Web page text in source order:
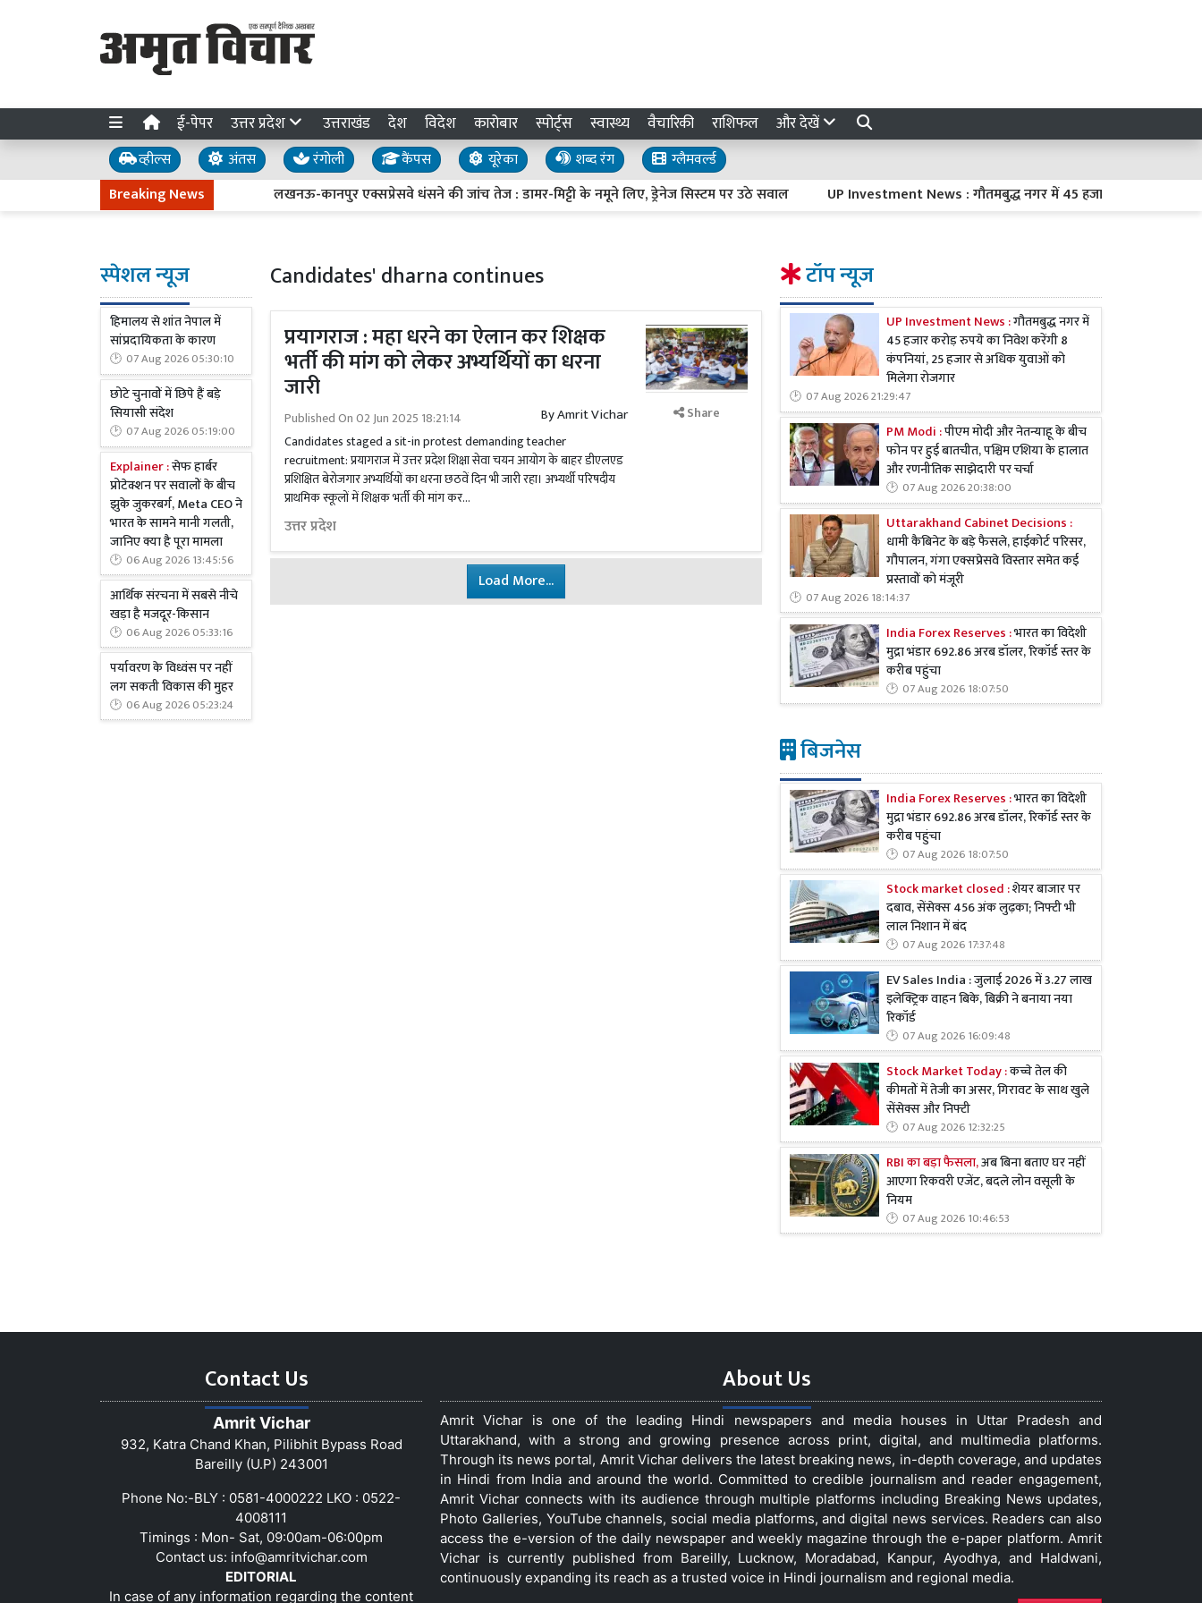
ई-पेपर उत्तर प्रदेश उत्तराखंड देश विदेश कारोबार स्पोर्ट्स स्वास्थ्य वैचारिकी राशिफल और देखें
व्हील्स अंतस रंगोली कैंपस यूरेका शब्द रंग
ग्लैमवर्ल्ड
Breaking News
लखनऊ-कानपुर एक्सप्रेसवे धंसने की जांच तेज : डामर-मिट्टी के नमूने लिए, ड्रेनेज सिस्टम पर उठे सवाल UP Investment News : गौतमबुद्ध नगर में 45 हजार करोड़ रुपये का
स्पेशल न्यूज
हिमालय से शांत नेपाल में
सांप्रदायिकता के कारण
07 Aug 2026 05:30:10
छोटे चुनावों में छिपे हैं बड़े
सियासी संदेश
07 Aug 2026 05:19:00
Explainer :सेफ हार्बर
प्रोटेक्शन पर सवालों के बीच
झुके जुकरबर्ग, Meta CEO ने
भारत के सामने मानी गलती,
जानिए क्या है पूरा मामला
06 Aug 2026 13:45:56
आर्थिक संरचना में सबसे नीचे
खड़ा है मजदूर-किसान
06 Aug 2026 05:33:16
पर्यावरण के विध्वंस पर नहीं
लग सकती विकास की मुहर
06 Aug 2026 05:23:24
Candidates' dharna continues
प्रयागराज : महा धरने का ऐलान कर शिक्षक
भर्ती की मांग को लेकर अभ्यर्थियों का धरना
जारी
Published On02 Jun 2025 18:21:14 ByAmrit Vichar
Candidates staged a sit-in protest demanding teacher
recruitment: प्रयागराज में उत्तर प्रदेश शिक्षा सेवा चयन आयोग के बाहर डीएलएड
प्रशिक्षित बेरोजगार अभ्यर्थियों का धरना छठवें दिन भी जारी रहा। अभ्यर्थी परिषदीय
प्राथमिक स्कूलों में शिक्षक भर्ती की मांग कर...
उत्तर प्रदेश
Share
Load More...
टॉप न्यूज
UP Investment News :गौतमबुद्ध नगर में
45 हजार करोड़ रुपये का निवेश करेंगी 8
कंपनियां, 25 हजार से अधिक युवाओं को
मिलेगा रोजगार
07 Aug 2026 21:29:47
PM Modi :पीएम मोदी और नेतन्याहू के बीच
फोन पर हुई बातचीत, पश्चिम एशिया के हालात
और रणनीतिक साझेदारी पर चर्चा
07 Aug 2026 20:38:00
Uttarakhand Cabinet Decisions :
धामी कैबिनेट के बड़े फैसले, हाईकोर्ट परिसर,
गौपालन, गंगा एक्सप्रेसवे विस्तार समेत कई
प्रस्तावों को मंजूरी
07 Aug 2026 18:14:37
India Forex Reserves :भारत का विदेशी
मुद्रा भंडार 692.86 अरब डॉलर, रिकॉर्ड स्तर के
करीब पहुंचा
07 Aug 2026 18:07:50
बिजनेस
India Forex Reserves :भारत का विदेशी
मुद्रा भंडार 692.86 अरब डॉलर, रिकॉर्ड स्तर के
करीब पहुंचा
07 Aug 2026 18:07:50
Stock market closed :शेयर बाजार पर
दबाव, सेंसेक्स 456 अंक लुढ़का; निफ्टी भी
लाल निशान में बंद
07 Aug 2026 17:37:48
EV Sales India : जुलाई 2026 में 3.27 लाख
इलेक्ट्रिक वाहन बिके, बिक्री ने बनाया नया
रिकॉर्ड
07 Aug 2026 16:09:48
Stock Market Today :कच्चे तेल की
कीमतों में तेजी का असर, गिरावट के साथ खुले
सेंसेक्स और निफ्टी
07 Aug 2026 12:32:25
RBI का बड़ा फैसला,अब बिना बताए घर नहीं
आएगा रिकवरी एजेंट, बदले लोन वसूली के
नियम
07 Aug 2026 10:46:53
Contact Us
Amrit Vichar
932, Katra Chand Khan, Pilibhit Bypass Road
Bareilly (U.P) 243001
Phone No:-BLY : 0581-4000222 LKO : 0522-
4008111
Timings : Mon- Sat, 09:00am-06:00pm
Contact us: info@amritvichar.com
EDITORIAL
In case of any information regarding the content
About Us
Amrit Vichar is one of the leading Hindi newspapers and media houses in Uttar Pradesh and
Uttarakhand, with a strong and growing presence across print, digital, and multimedia platforms.
Through its news portal, Amrit Vichar delivers the latest breaking news, in-depth coverage, and updates
in Hindi from India and around the world. Committed to credible journalism and reader engagement,
Amrit Vichar connects with its audience through multiple platforms including Breaking News updates,
Photo Galleries, YouTube channels, social media platforms, and digital news services. Readers can also
access the e-version of the daily newspaper and weekly magazine through the e-paper platform. Amrit
Vichar is currently published from Bareilly, Lucknow, Moradabad, Kanpur, Ayodhya, and Haldwani,
continuously expanding its reach as a trusted voice in Hindi journalism and regional media.